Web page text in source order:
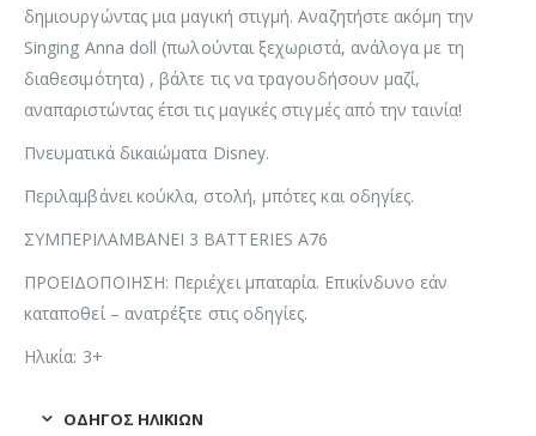
δημιουργώντας μια μαγική στιγμή. Αναζητήστε ακόμη την
Singing Anna doll (πωλούνται ξεχωριστά, ανάλογα με τη
διαθεσιμότητα) , βάλτε τις να τραγουδήσουν μαζί,
αναπαριστώντας έτσι τις μαγικές στιγμές από την ταινία!
Πνευματικά δικαιώματα Disney.
Περιλαμβάνει κούκλα, στολή, μπότες και οδηγίες.
ΣΥΜΠΕΡΙΛΑΜΒΑΝΕΙ 3 BATTERIES A76
ΠΡΟΕΙΔΟΠΟΙΗΣΗ: Περιέχει μπαταρία. Επικίνδυνο εάν
καταποθεί – ανατρέξτε στις οδηγίες.
Ηλικία: 3+
ΟΔΗΓΌΣ ΗΛΙΚΙΏΝ